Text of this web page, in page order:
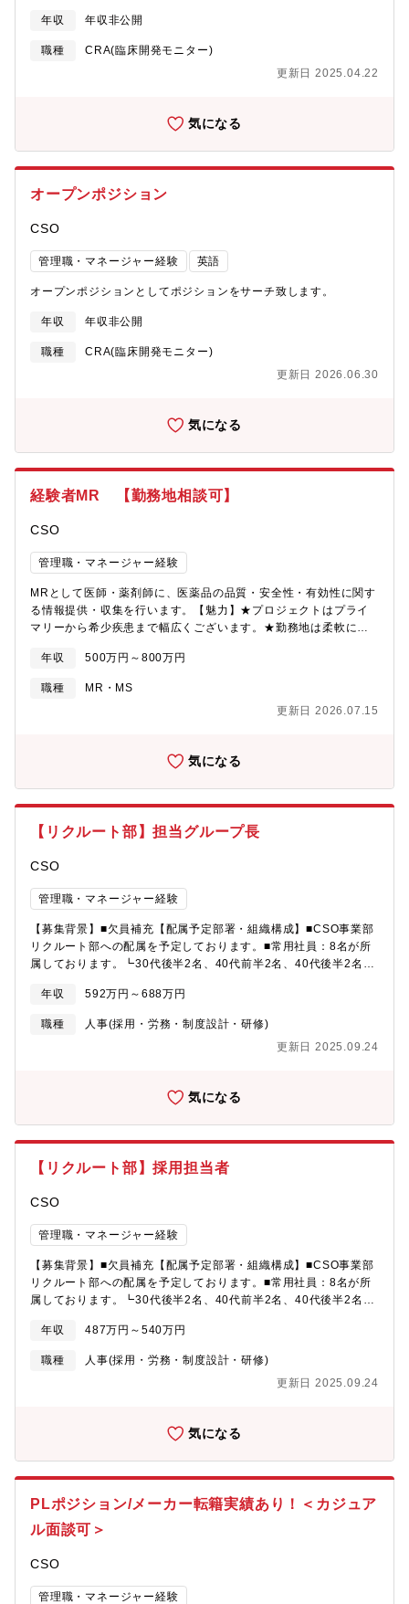
年収 年収非公開
職種
CRA(臨床開発モニター)
更新日 2025.04.22
気になる
オープンポジション
CSO
管理職・マネージャー経験 英語
オープンポジションとしてポジションをサーチ致します。
年収 年収非公開
職種
CRA(臨床開発モニター)
更新日 2026.06.30
気になる
経験者MR 【勤務地相談可】
CSO
管理職・マネージャー経験
MRとして医師・薬剤師に、医薬品の品質・安全性・有効性に関す
る情報提供・収集を行います。【魅力】★プロジェクトはプライ
マリーから希少疾患まで幅広くございます。★勤務地は柔軟に相
により、メーカーMRとして活躍できるチャンスや、MR活動を継
続しながらエリアのリーダーとして、後輩指導を行うチャンスが
ございます。
年収 500万円～800万円
職種
MR・MS
更新日 2026.07.15
気になる
【リクルート部】担当グループ長
CSO
管理職・マネージャー経験
【募集背景】■欠員補充【配属予定部署・組織構成】■CSO事業部
リクルート部への配属を予定しております。■常用社員：8名が所
属しております。┗30代後半2名、40代前半2名、40代後半2名、
督者5名、一般職1名、派遣社員2名、パートタイマー2名※MR経
験者、MRマネジメント経験者、採用業務経験者など様々なバック
グラウンドの方がおります。【職務詳細】以下の業務内容となり
ます。①経験MR・未経験MRの採用（中途採用）②①を安定的に
【勤務エリア】■東京本社【働き方】■入社から業務に慣れていた
務が可能でございます。
年収 592万円～688万円
職種
人事(採用・労務・制度設計・研修)
更新日 2025.09.24
気になる
【リクルート部】採用担当者
CSO
管理職・マネージャー経験
【募集背景】■欠員補充【配属予定部署・組織構成】■CSO事業部
リクルート部への配属を予定しております。■常用社員：8名が所
属しております。┗30代後半2名、40代前半2名、40代後半2名、
督者5名、一般職1名、派遣社員2名、パートタイマー2名※MR経
験者、MRマネジメント経験者、採用業務経験者など様々なバック
グラウンドの方がおります。【職務内容】以下の業務内容となり
ます。①経験MR・未経験MRの採用（中途採用）②①を安定的に
本社【働き方】■入社から業務に慣れていただくまで（概ね半年
す。
年収 487万円～540万円
職種
人事(採用・労務・制度設計・研修)
更新日 2025.09.24
気になる
PLポジション/メーカー転籍実績あり！＜カジュア
ル面談可＞
CSO
管理職・マネージャー経験